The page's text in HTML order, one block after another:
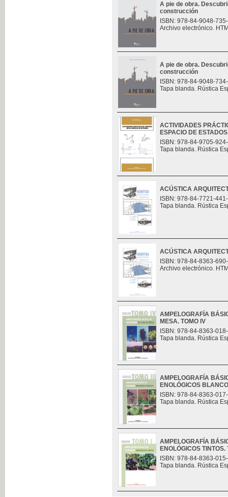
A pie de obra.
construcción
ISBN: 978-84-9048-
Archivo electrónico.
A pie de obra.
construcción
ISBN: 978-84-9048-
Tapa blanda. Rústica
ACTIVIDADES
ESPACIO DE ESTADOS
ISBN: 978-84-9705-
Tapa blanda. Rústica
ACÚSTICA
ISBN: 978-84-7721-
Tapa blanda. Rústica
ACÚSTICA
ISBN: 978-84-8363-
Archivo electrónico.
AMPELOGRAFÍA
MESA. TOMO IV
ISBN: 978-84-8363-
Tapa blanda. Rústica
AMPELOGRAFÍA
ENOLÓGICOS
ISBN: 978-84-8363-
Tapa blanda. Rústica
AMPELOGRAFÍA
ENOLÓGICOS TINTOS.
ISBN: 978-84-8363-
Tapa blanda. Rústica